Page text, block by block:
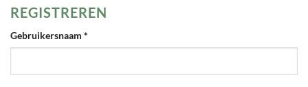
REGISTREREN
Gebruikersnaam *